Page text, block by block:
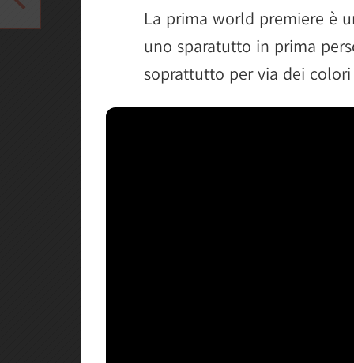
Wander Burg
La prima world premiere è
uno sparatutto in prima
soprattutto per via dei